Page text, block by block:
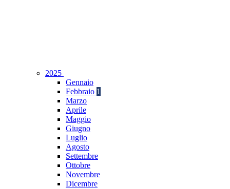
2025
Gennaio
Febbraio 1
Marzo
Aprile
Maggio
Giugno
Luglio
Agosto
Settembre
Ottobre
Novembre
Dicembre